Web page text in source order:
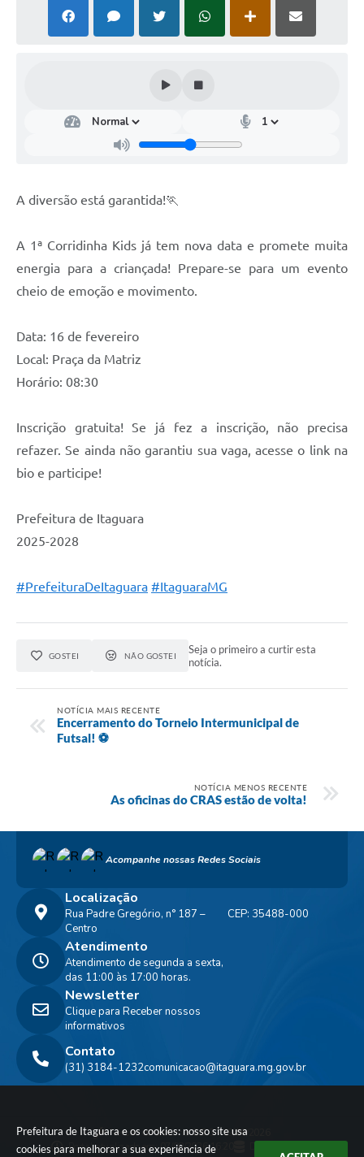
Prefeitura de Itaguara e os cookies: nosso site usa
cookies para melhorar a sua experiência de
A diversão está garantida!🏃
A 1ª Corridinha Kids já tem nova data e promete muita
energia para a criançada! Prepare-se para um evento
cheio de emoção e movimento.
Data: 16 de fevereiro
Local: Praça da Matriz
Horário: 08:30
Inscrição gratuita! Se já fez a inscrição, não precisa
refazer. Se ainda não garantiu sua vaga, acesse o link na
bio e participe!
Prefeitura de Itaguara
2025-2028
#PrefeituraDeItaguara #ItaguaraMG
GOSTEI NÃO GOSTEI
Seja o primeiro a curtir esta
notícia.
NOTÍCIA MAIS RECENTE
Encerramento do Torneio Intermunicipal de
Futsal! ⚽
NOTÍCIA MENOS RECENTE
As oficinas do CRAS estão de volta!
Acompanhe nossas Redes Sociais
Localização
Rua Padre Gregório, n° 187 –
Centro
CEP: 35488-000
Contato
(31) 3184-1232comunicacao@itaguara.mg.gov.br
Atendimento
Atendimento de segunda a sexta,
das 11:00 às 17:00 horas.
Newsletter
Clique para Receber nossos
informativos
Versão do Sistema:3.5.3 - 19/06/2026
Portal atualizado em:07/08/2026 16:20 Dados Abertos